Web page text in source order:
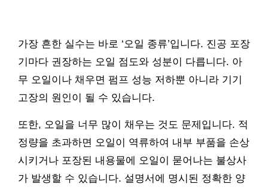
가장 흔한 실수는 바로 ‘오일 종류’입니다. 진공 포장
기마다 권장하는 오일 점도와 성분이 다릅니다. 아
무 오일이나 채우면 펌프 성능 저하뿐 아니라 기기
고장의 원인이 될 수 있습니다.
또한, 오일을 너무 많이 채우는 것도 문제입니다. 적
정량을 초과하면 오일이 역류하여 내부 부품을 손상
시키거나 포장된 내용물에 오일이 묻어나는 불상사
가 발생할 수 있습니다. 설명서에 명시된 정확한 양